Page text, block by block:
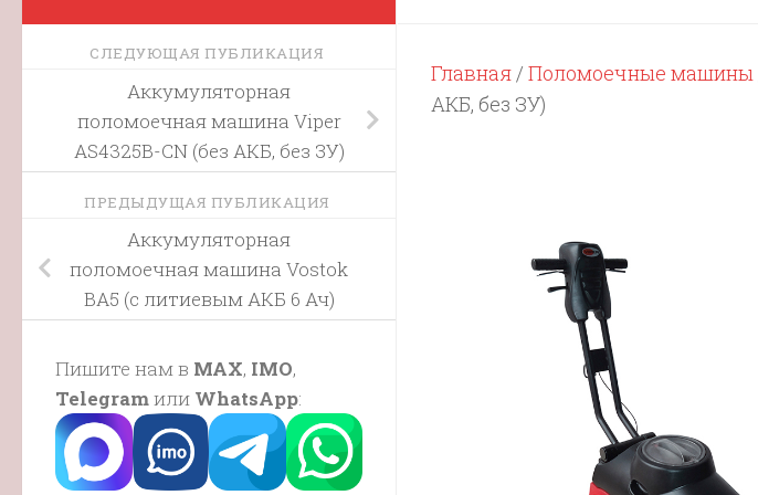
Главная / Поломоечные машины
АКБ, без ЗУ)
СЛЕДУЮЩАЯ ПУБЛИКАЦИЯ
Аккумуляторная
поломоечная машина Viper
AS4325B-CN (без АКБ, без ЗУ)
ПРЕДЫДУЩАЯ ПУБЛИКАЦИЯ
Аккумуляторная
поломоечная машина Vostok
BA5 (c литиевым АКБ 6 Ач)
Пишите нам в MAX, IMO,
Telegramили WhatsApp: